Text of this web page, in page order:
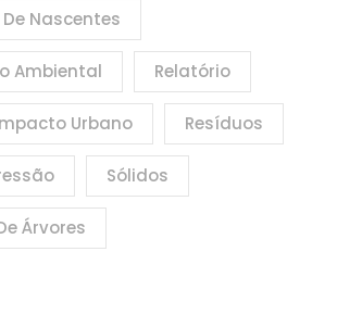
Nascentes
Ambiental Relatório
Urbano Resíduos
Sólidos
Árvores